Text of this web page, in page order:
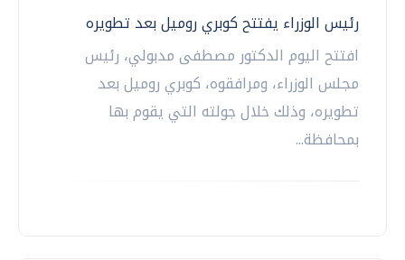
رئيس الوزراء يفتتح كوبري روميل بعد تطويره
افتتح اليوم الدكتور مصطفى مدبولي، رئيس
مجلس الوزراء، ومرافقوه، كوبري روميل بعد
تطويره، وذلك خلال جولته التي يقوم بها
بمحافظة...